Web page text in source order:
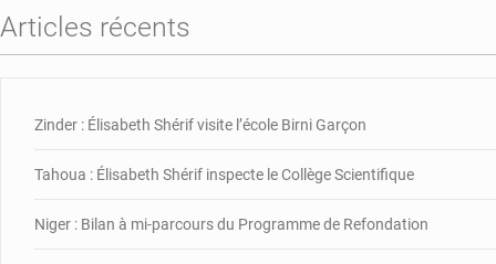
Articles récents
Zinder : Élisabeth Shérif visite l’école Birni Garçon
Tahoua : Élisabeth Shérif inspecte le Collège Scientifique
Niger : Bilan à mi-parcours du Programme de Refondation